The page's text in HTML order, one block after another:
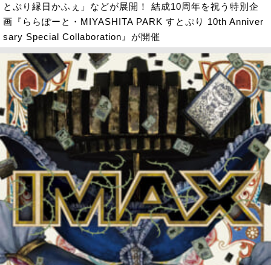
とぷり縁日かふぇ」などが展開！ 結成10周年を祝う特別企
画『ららぽーと・MIYASHITA PARK すとぷり 10th Anniver
sary Special Collaboration』が開催